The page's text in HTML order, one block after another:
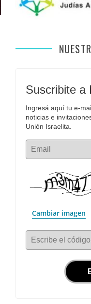
Suscribite a
Ingresá aquí tu e-
noticias e
Unión Israelita.
Email
Cambiar imagen
Escribe el código